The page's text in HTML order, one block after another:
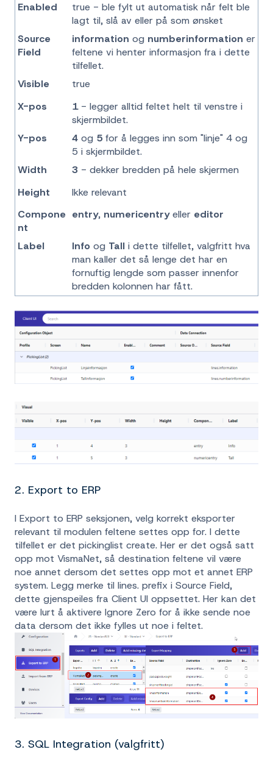
Enabled
true - ble fylt ut automatisk når felt ble
lagt til, slå av eller på som ønsket
Source
Field
information og numberinformation er
feltene vi henter informasjon fra i dette
tilfellet.
Visible
true
X-pos
1- legger alltid feltet helt til venstre i
skjermbildet.
Y-pos
4 og 5 for å legges inn som "linje" 4 og
5 i skjermbildet.
Width
3 - dekker bredden på hele skjermen
Height
Ikke relevant
Compone
nt
entry, numericentryeller editor
Label Info og Tall i dette tilfellet, valgfritt hva
man kaller det så lenge det har en
fornuftig lengde som passer innenfor
bredden kolonnen har fått.
2. Export to ERP
I Export to ERP seksjonen, velg korrekt eksporter
relevant til modulen feltene settes opp for. I dette
tilfellet er det pickinglist create. Her er det også satt
opp mot VismaNet, så destination feltene vil være
noe annet dersom det settes opp mot et annet ERP
system. Legg merke til lines. prefix i Source Field,
dette gjenspeiles fra Client UI oppsettet. Her kan det
være lurt å aktivere Ignore Zero for å ikke sende noe
data dersom det ikke fylles ut noe i feltet.
3. SQL Integration (valgfritt)